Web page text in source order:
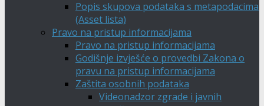
Popis skupova podataka s metapodacima
(Asset lista)
Pravo na pristup informacijama
Pravo na pristup informacijama
Godišnje izvješće o provedbi Zakona o
pravu na pristup informacijama
Zaštita osobnih podataka
Videonadzor zgrade i javnih